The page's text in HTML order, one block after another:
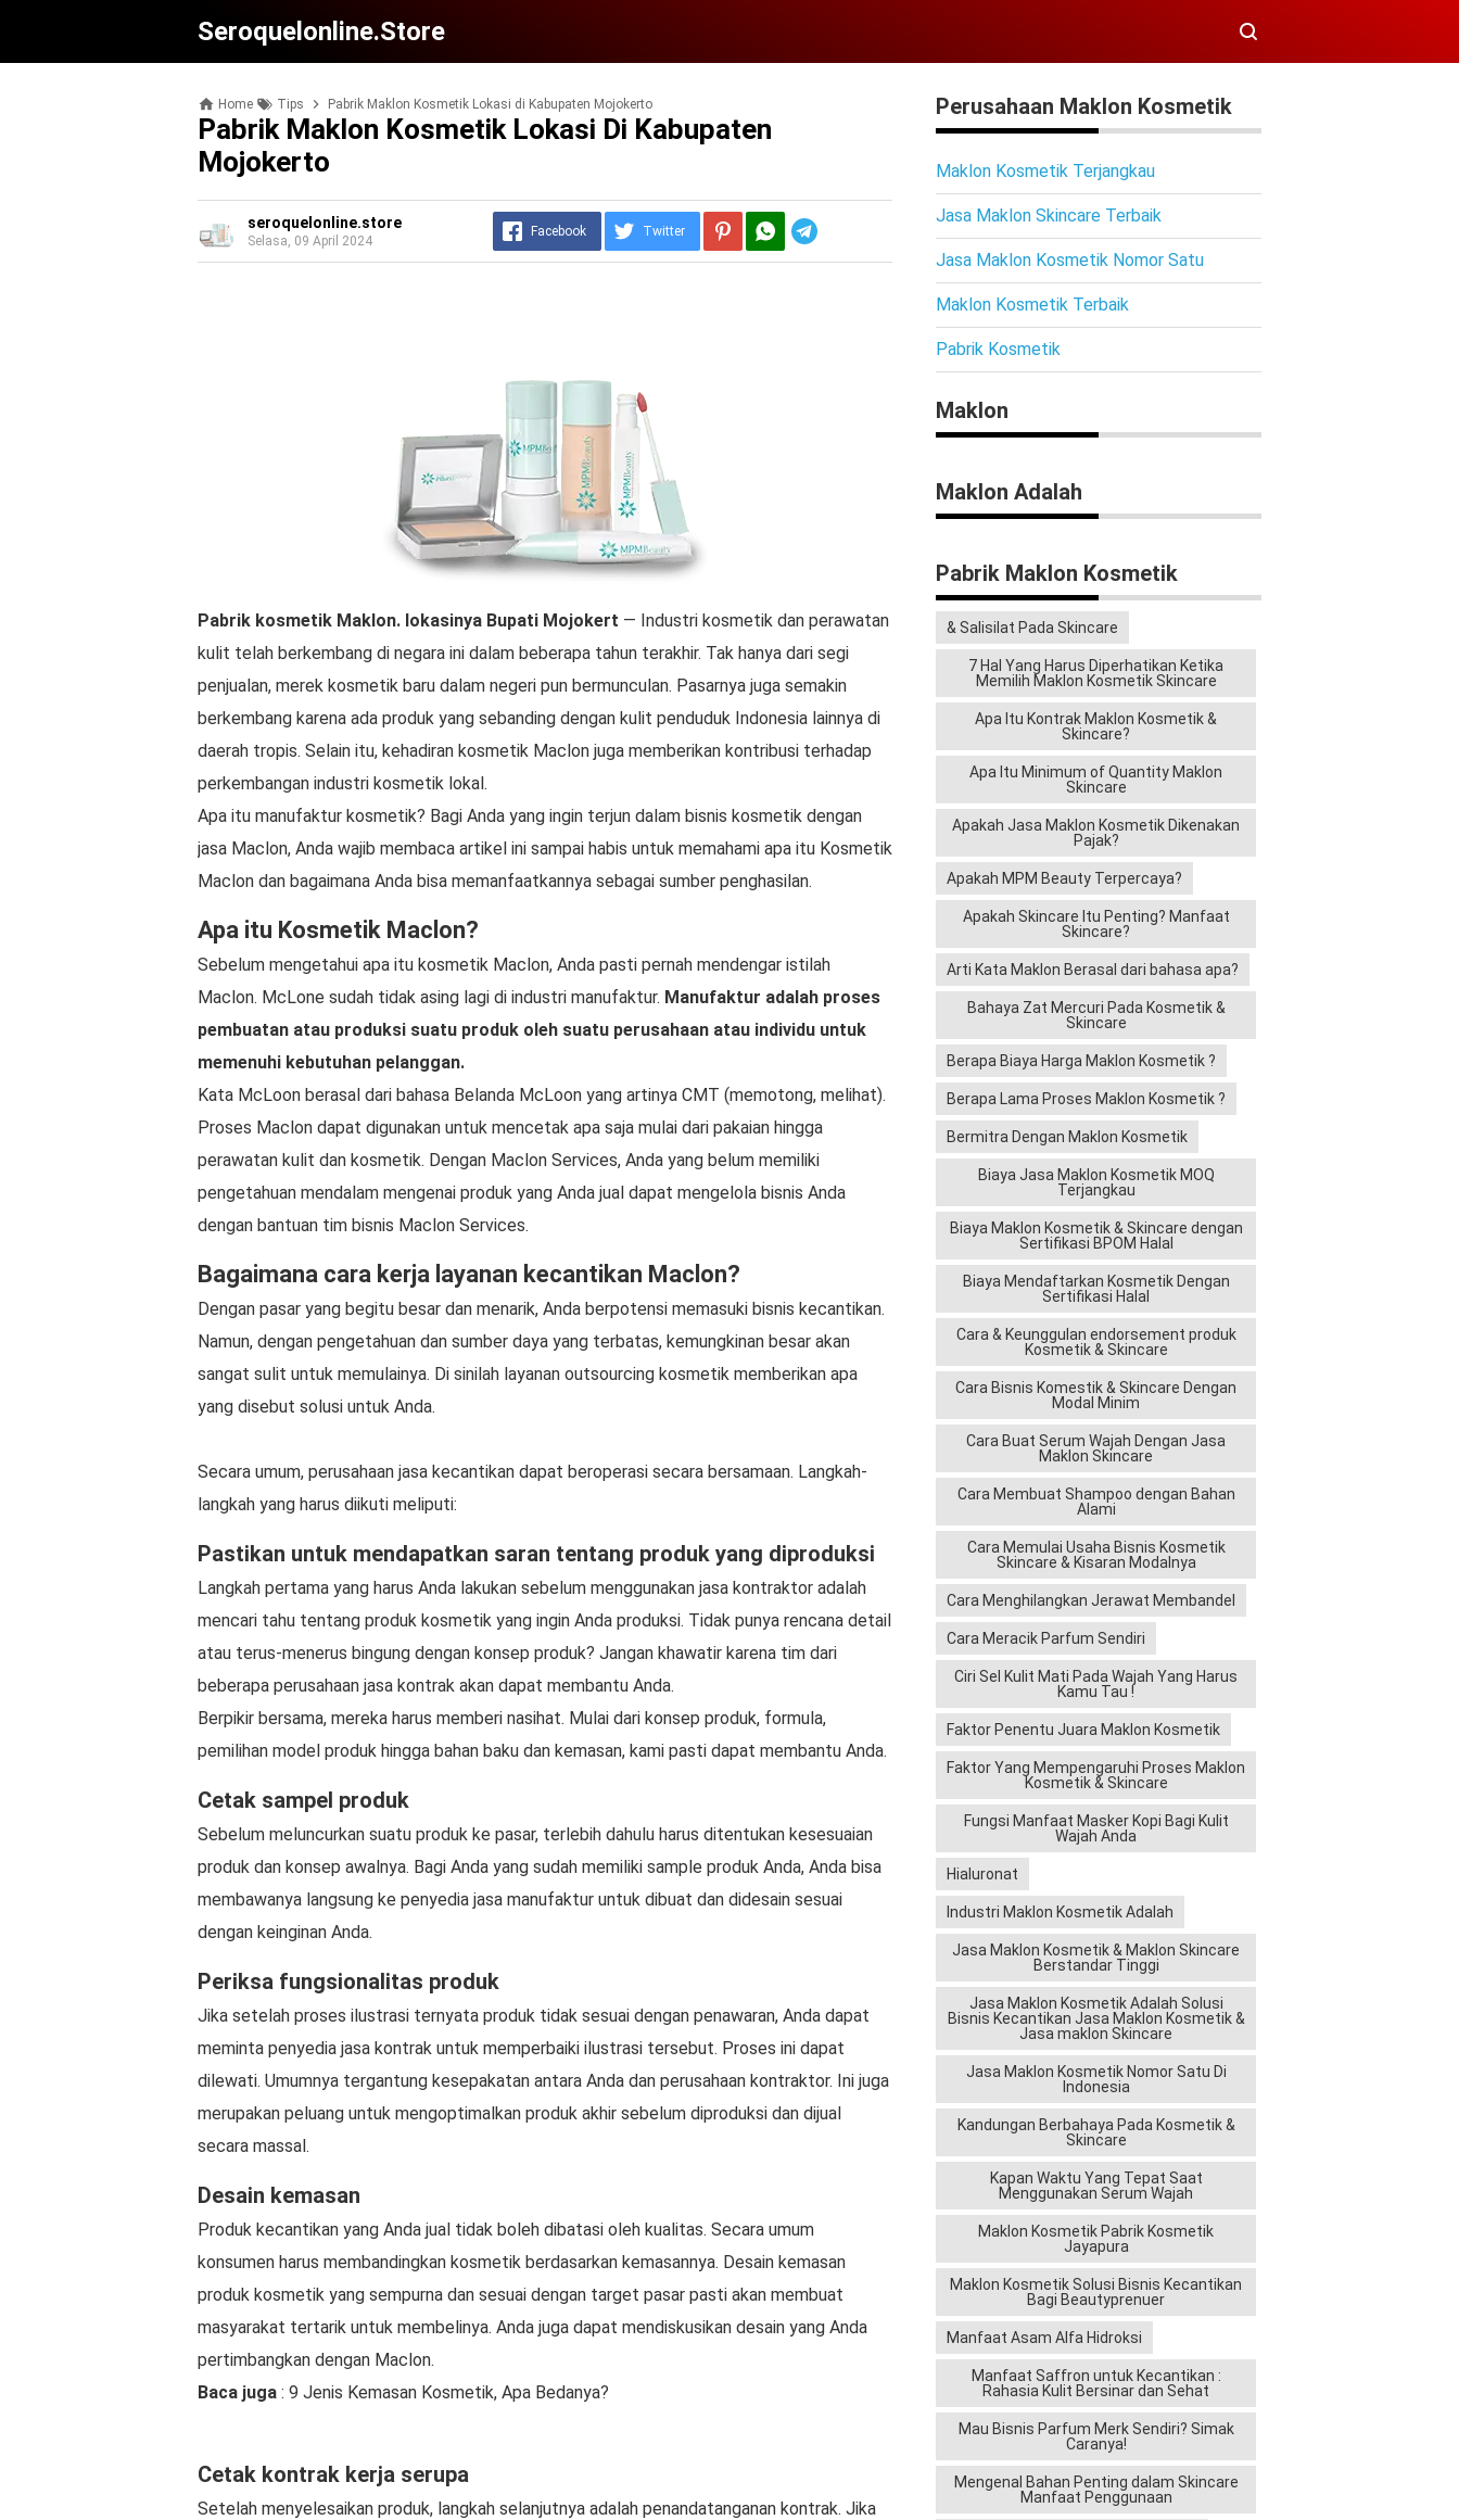
Seroquelonline.store
Home Tips Pabrik Maklon Kosmetik Lokasi di Kabupaten Mojokerto
Pabrik Maklon Kosmetik Lokasi Di Kabupaten
Mojokerto
seroquelonline.store
Selasa, 09 April 2024
Facebook Twitter
Pabrik kosmetik Maklon. lokasinya Bupati Mojokert — Industri kosmetik dan perawatan
kulit telah berkembang di negara ini dalam beberapa tahun terakhir. Tak hanya dari segi
penjualan, merek kosmetik baru dalam negeri pun bermunculan. Pasarnya juga semakin
berkembang karena ada produk yang sebanding dengan kulit penduduk Indonesia lainnya di
daerah tropis. Selain itu, kehadiran kosmetik Maclon juga memberikan kontribusi terhadap
perkembangan industri kosmetik lokal.
Apa itu manufaktur kosmetik? Bagi Anda yang ingin terjun dalam bisnis kosmetik dengan
jasa Maclon, Anda wajib membaca artikel ini sampai habis untuk memahami apa itu Kosmetik
Maclon dan bagaimana Anda bisa memanfaatkannya sebagai sumber penghasilan.
Apa itu Kosmetik Maclon?
Sebelum mengetahui apa itu kosmetik Maclon, Anda pasti pernah mendengar istilah
Maclon. McLone sudah tidak asing lagi di industri manufaktur. Manufaktur adalah proses
pembuatan atau produksi suatu produk oleh suatu perusahaan atau individu untuk
memenuhi kebutuhan pelanggan.
Kata McLoon berasal dari bahasa Belanda McLoon yang artinya CMT (memotong, melihat).
Proses Maclon dapat digunakan untuk mencetak apa saja mulai dari pakaian hingga
perawatan kulit dan kosmetik. Dengan Maclon Services, Anda yang belum memiliki
pengetahuan mendalam mengenai produk yang Anda jual dapat mengelola bisnis Anda
dengan bantuan tim bisnis Maclon Services.
Bagaimana cara kerja layanan kecantikan Maclon?
Dengan pasar yang begitu besar dan menarik, Anda berpotensi memasuki bisnis kecantikan.
Namun, dengan pengetahuan dan sumber daya yang terbatas, kemungkinan besar akan
sangat sulit untuk memulainya. Di sinilah layanan outsourcing kosmetik memberikan apa
yang disebut solusi untuk Anda.
Secara umum, perusahaan jasa kecantikan dapat beroperasi secara bersamaan. Langkah-
langkah yang harus diikuti meliputi:
Pastikan untuk mendapatkan saran tentang produk yang diproduksi
Langkah pertama yang harus Anda lakukan sebelum menggunakan jasa kontraktor adalah
mencari tahu tentang produk kosmetik yang ingin Anda produksi. Tidak punya rencana detail
atau terus-menerus bingung dengan konsep produk? Jangan khawatir karena tim dari
beberapa perusahaan jasa kontrak akan dapat membantu Anda.
Berpikir bersama, mereka harus memberi nasihat. Mulai dari konsep produk, formula,
pemilihan model produk hingga bahan baku dan kemasan, kami pasti dapat membantu Anda.
Cetak sampel produk
Sebelum meluncurkan suatu produk ke pasar, terlebih dahulu harus ditentukan kesesuaian
produk dan konsep awalnya. Bagi Anda yang sudah memiliki sample produk Anda, Anda bisa
membawanya langsung ke penyedia jasa manufaktur untuk dibuat dan didesain sesuai
dengan keinginan Anda.
Periksa fungsionalitas produk
Jika setelah proses ilustrasi ternyata produk tidak sesuai dengan penawaran, Anda dapat
meminta penyedia jasa kontrak untuk memperbaiki ilustrasi tersebut. Proses ini dapat
dilewati. Umumnya tergantung kesepakatan antara Anda dan perusahaan kontraktor. Ini juga
merupakan peluang untuk mengoptimalkan produk akhir sebelum diproduksi dan dijual
secara massal.
Desain kemasan
Produk kecantikan yang Anda jual tidak boleh dibatasi oleh kualitas. Secara umum
konsumen harus membandingkan kosmetik berdasarkan kemasannya. Desain kemasan
produk kosmetik yang sempurna dan sesuai dengan target pasar pasti akan membuat
masyarakat tertarik untuk membelinya. Anda juga dapat mendiskusikan desain yang Anda
pertimbangkan dengan Maclon.
Baca juga : 9 Jenis Kemasan Kosmetik, Apa Bedanya?
Cetak kontrak kerja serupa
Setelah menyelesaikan produk, langkah selanjutnya adalah penandatanganan kontrak. Jika
Perusahaan Maklon Kosmetik
Maklon Kosmetik Terjangkau
Jasa Maklon Skincare Terbaik
Jasa Maklon Kosmetik Nomor Satu
Maklon Kosmetik Terbaik
Pabrik Kosmetik
Maklon
Maklon Adalah
Pabrik Maklon Kosmetik
& Salisilat Pada Skincare
7 Hal Yang Harus Diperhatikan Ketika
Memilih Maklon Kosmetik Skincare
Apa Itu Kontrak Maklon Kosmetik &
Skincare?
Apa Itu Minimum of Quantity Maklon
Skincare
Apakah Jasa Maklon Kosmetik Dikenakan
Pajak?
Apakah MPM Beauty Terpercaya?
Apakah Skincare Itu Penting? Manfaat
Skincare?
Arti Kata Maklon Berasal dari bahasa apa?
Bahaya Zat Mercuri Pada Kosmetik &
Skincare
Berapa Biaya Harga Maklon Kosmetik ?
Berapa Lama Proses Maklon Kosmetik ?
Bermitra Dengan Maklon Kosmetik
Biaya Jasa Maklon Kosmetik MOQ
Terjangkau
Biaya Maklon Kosmetik & Skincare dengan
Sertifikasi BPOM Halal
Biaya Mendaftarkan Kosmetik Dengan
Sertifikasi Halal
Cara & Keunggulan endorsement produk
Kosmetik & Skincare
Cara Bisnis Komestik & Skincare Dengan
Modal Minim
Cara Buat Serum Wajah Dengan Jasa
Maklon Skincare
Cara Membuat Shampoo dengan Bahan
Alami
Cara Memulai Usaha Bisnis Kosmetik
Skincare & Kisaran Modalnya
Cara Menghilangkan Jerawat Membandel
Cara Meracik Parfum Sendiri
Ciri Sel Kulit Mati Pada Wajah Yang Harus
Kamu Tau !
Faktor Penentu Juara Maklon Kosmetik
Faktor Yang Mempengaruhi Proses Maklon
Kosmetik & Skincare
Fungsi Manfaat Masker Kopi Bagi Kulit
Wajah Anda
Hialuronat
Industri Maklon Kosmetik Adalah
Jasa Maklon Kosmetik & Maklon Skincare
Berstandar Tinggi
Jasa Maklon Kosmetik Adalah Solusi
Bisnis Kecantikan Jasa Maklon Kosmetik &
Jasa maklon Skincare
Jasa Maklon Kosmetik Nomor Satu Di
Indonesia
Kandungan Berbahaya Pada Kosmetik &
Skincare
Kapan Waktu Yang Tepat Saat
Menggunakan Serum Wajah
Maklon Kosmetik Pabrik Kosmetik
Jayapura
Maklon Kosmetik Solusi Bisnis Kecantikan
Bagi Beautyprenuer
Manfaat Asam Alfa Hidroksi
Manfaat Saffron untuk Kecantikan :
Rahasia Kulit Bersinar dan Sehat
Mau Bisnis Parfum Merk Sendiri? Simak
Caranya!
Mengenal Bahan Penting dalam Skincare
Manfaat Penggunaan